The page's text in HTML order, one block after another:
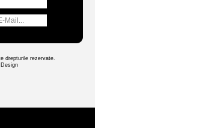
drepturile rezervate.